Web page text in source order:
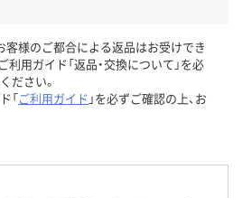
客様のご都合による返品はお受けでき
利用ガイド「返品・交換について」を必
ださい。
「ご利用ガイド 」を必ずご確認の上、お